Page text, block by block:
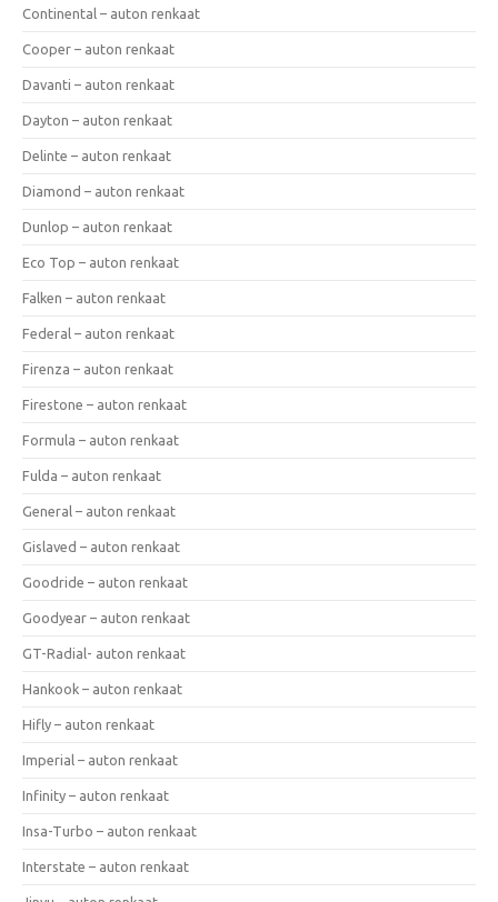
Continental – auton renkaat
Cooper – auton renkaat
Davanti – auton renkaat
Dayton – auton renkaat
Delinte – auton renkaat
Diamond – auton renkaat
Dunlop – auton renkaat
Eco Top – auton renkaat
Falken – auton renkaat
Federal – auton renkaat
Firenza – auton renkaat
Firestone – auton renkaat
Formula – auton renkaat
Fulda – auton renkaat
General – auton renkaat
Gislaved – auton renkaat
Goodride – auton renkaat
Goodyear – auton renkaat
GT-Radial- auton renkaat
Hankook – auton renkaat
Hifly – auton renkaat
Imperial – auton renkaat
Infinity – auton renkaat
Insa-Turbo – auton renkaat
Interstate – auton renkaat